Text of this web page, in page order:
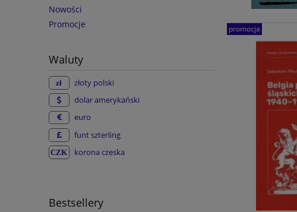
Nowości
Promocje
Waluty
złoty polski
dolar amerykański
euro
funt szterling
korona czeska
Bestsellery
promocja